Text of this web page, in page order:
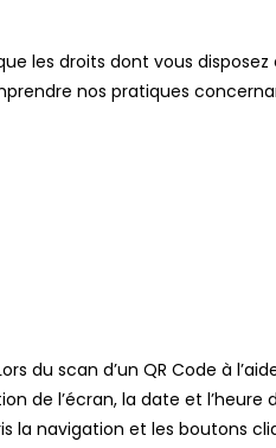
les droits dont vous
nos pratiques
du scan d’un QR Code à
de l’écran, la date et
la navigation et les boutons